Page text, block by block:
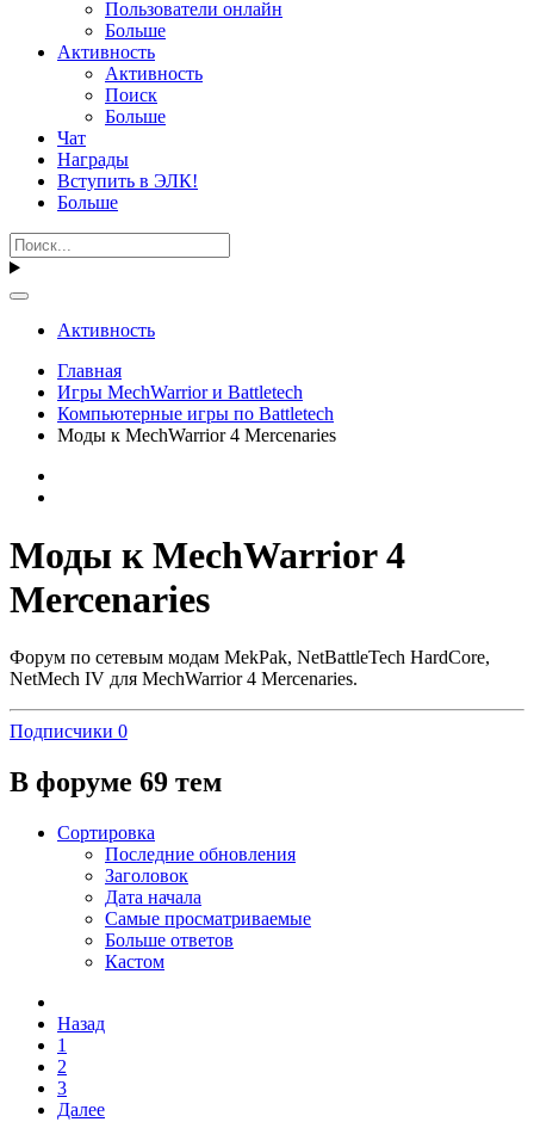
Пользователи онлайн
Больше
Активность
Активность
Поиск
Больше
Чат
Награды
Вступить в ЭЛК!
Больше
Активность
Главная
Игры MechWarrior и Battletech
Компьютерные игры по Battletech
Моды к MechWarrior 4 Mercenaries
Моды к MechWarrior 4
Mercenaries
Форум по сетевым модам MekPak, NetBattleTech HardCore,
NetMech IV для MechWarrior 4 Mercenaries.
Подписчики 0
В форуме 69 тем
Сортировка
Последние обновления
Заголовок
Дата начала
Самые просматриваемые
Больше ответов
Кастом
Назад
1
2
3
Далее